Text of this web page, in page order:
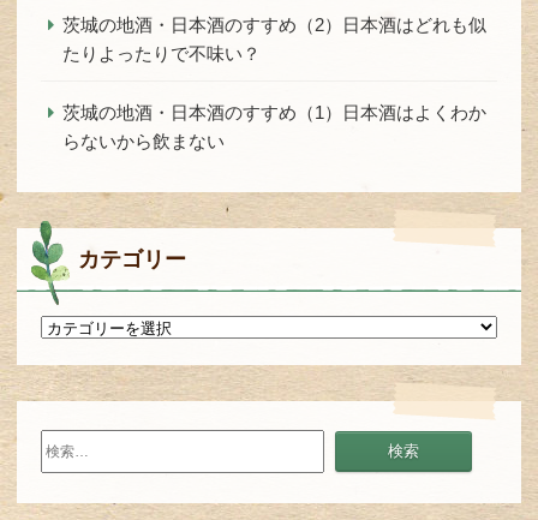
茨城の地酒・日本酒のすすめ（2）日本酒はどれも似
たりよったりで不味い？
茨城の地酒・日本酒のすすめ（1）日本酒はよくわか
らないから飲まない
カテゴリー
カ
ゴ
リ
ー
索: